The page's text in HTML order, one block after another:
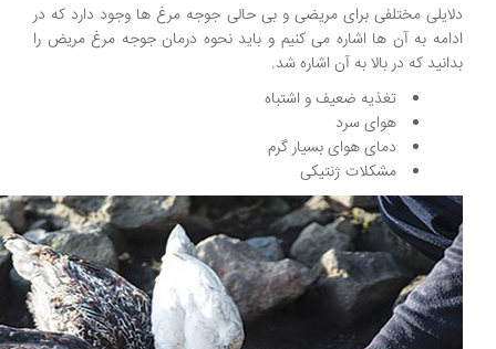
دلایلی مختلفی برای مریضی و بی حالی جوجه مرغ ها وجود دارد که در
ادامه به آن ها اشاره می کنیم و باید نحوه درمان جوجه مرغ مریض را
بدانید که در بالا به آن اشاره شد.
تغذیه ضعیف و اشتباه
هوای سرد
دمای هوای بسیار گرم
مشکلات ژنتیکی